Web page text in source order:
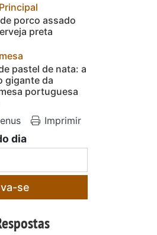
porco assado
preta
pastel de nata: a
gigante da
portuguesa
Imprimir
dia
se